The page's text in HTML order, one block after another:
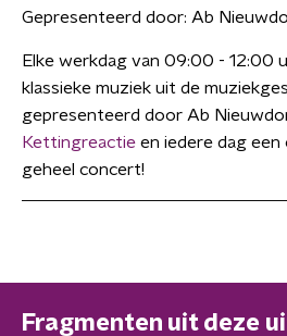
Gepresenteerd door: Ab
Elke werkdag van 09:00 - 12:00
klassieke muziek uit de
gepresenteerd door Ab
Kettingreactie en iedere dag
geheel concert!
Fragmenten uit deze